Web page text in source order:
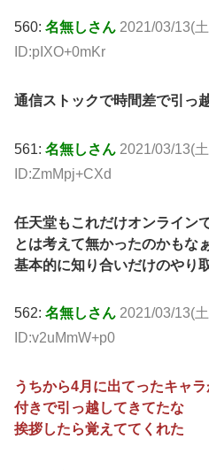
560: 名無しさん 2021/03/13(
ID:pIXO+0mKr
通信ストックで時間差で引っ
561: 名無しさん 2021/03/13(
ID:ZmMpj+CXd
任天堂もこれだけオンライン
とは考えて無かったのかもな
基本的に知り合いだけのやり
562: 名無しさん 2021/03/13(
ID:v2uMmW+p0
うちから4月に出てったキャ
付きで引っ越してきてたな
挨拶したら覚えててくれた